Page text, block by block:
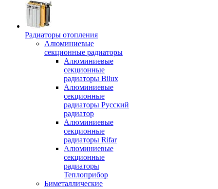
Радиаторы отопления
Алюминиевые
секционные радиаторы
Алюминиевые
секционные
радиаторы Bilux
Алюминиевые
секционные
радиаторы Русский
радиатор
Алюминиевые
секционные
радиаторы Rifar
Алюминиевые
секционные
радиаторы
Теплоприбор
Биметаллические